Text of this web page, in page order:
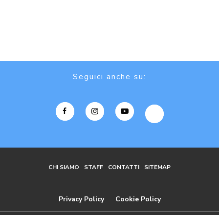
Seguici anche su:
CHI SIAMO STAFF CONTATTI SITEMAP
Privacy Policy Cookie Policy